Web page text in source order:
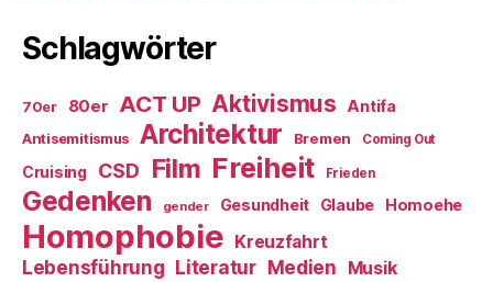
Schlagwörter
70er 80er ACT UP Aktivismus Antifa
Antisemitismus Architektur Bremen Coming Out
Cruising CSD Film Freiheit Frieden
Gedenken gender Gesundheit Glaube Homoehe
Homophobie Kreuzfahrt
Lebensführung Literatur Medien Musik